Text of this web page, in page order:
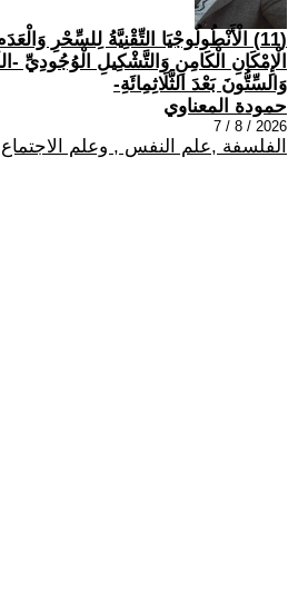
(11) الْأَنْطُولُوجْيَا التِّقْنِيَّةُ لِلسِّحْرِ
الْإِمْكَانِ الْكَامِنِ وَالتَّشْكِيلِ الْوُجُودِيِّ -
وَالسِّتُّونَ بَعْدَ الثَّلَاثِمِائَةِ-
حمودة المعناوي
2026 / 8 / 7
الفلسفة ,علم النفس , وعلم الاجتماع